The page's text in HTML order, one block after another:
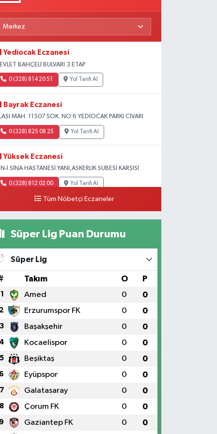
Yediocak Eczanesi
BAHÇELİ BULVARI 3.ETAP
0 (328) 814 20 51 Yol Tarifi Al
Bayrak Eczanesi
MAH. 11507 SOK. NO:6 YEDİOCAK PARKI CİVARI
0 (328) 825 08 25 Yol Tarifi Al
Yüksek Eczanesi
İ SİNA HASTANESİ YANI,ASKERLİK ŞUBESİ KARŞISI
0 (328) 812 02 00 Yol Tarifi Al
Tüm Nöbetçi Eczaneler
Süper Lig Puan Durumu
Süper Lig
Takım O P
1 Amed 0 0
2 Erzurumspor FK 0 0
3 Başakşehir 0 0
4 Kocaelispor 0 0
5 Beşiktaş 0 0
6 Eyüpspor 0 0
7 Galatasaray 0 0
8 Çorum FK 0 0
9 Gaziantep FK 0 0